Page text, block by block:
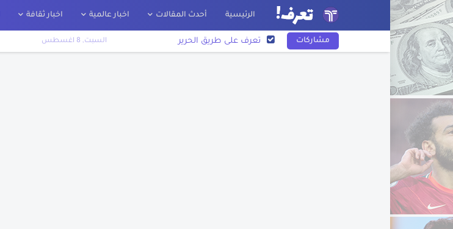
الرئيسية أحدث المقالات اخبار عالمية اخبار ثقافة
مشاركات تعرف على طريق الحرير السبت, 8 اغسطس